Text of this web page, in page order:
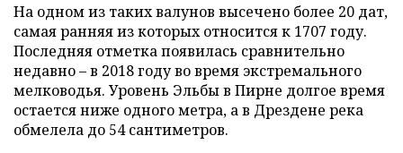
На одном из таких валунов высечено более 20 дат,
самая ранняя из которых относится к 1707 году.
Последняя отметка появилась сравнительно
недавно – в 2018 году во время экстремального
мелководья. Уровень Эльбы в Пирне долгое время
остается ниже одного метра, а в Дрездене река
обмелела до 54 сантиметров.